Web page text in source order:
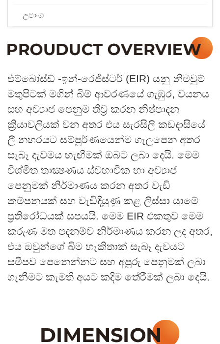
උපාංග
එම්බෝස්ඩ් -ඉන්-රෙජිස්ටර් (EIR) යනු නිමවුම්
මතුපිටක් මගින් බිම් ආවරණයේ ගැඹුර, වයනය
සහ අව්‍යාජ පෙනුම තීව්‍ර කරන නිෂ්පාදන
ක්‍රියාවලියක් වන අතර එය සැරසිලි කඩදාසියේ
ලී නහරයට සම්පූර්ණයෙන්ම ගැලපෙන අතර
සැබෑ දැවමය හැඟීමක් ඔබට ලබා දෙයි. මෙම
විශ්මිත තාක්‍ෂණය ස්වභාවික හා අව්‍යාජ
පෙනුමක් නිර්මාණය කරන අතර වැඩි
කම්පනයක් සහ වැඩිදියුණු කළ ලිස්සා යාමේ
ප්‍රතිරෝධයක් සපයයි. මෙම EIR එකතුව මෙම
කරුණ මත පදනම්ව නිර්මාණය කරන ලද අතර,
එය ඔවුන්ගේ බිම හැකිතාක් සැබෑ දැවයට
සමීපව පෙනෙන්නට සහ අපූරු පෙනුමක් ලබා
ගැනීමට කැමති අයට කදිම තේරීමක් ලබා දෙයි.